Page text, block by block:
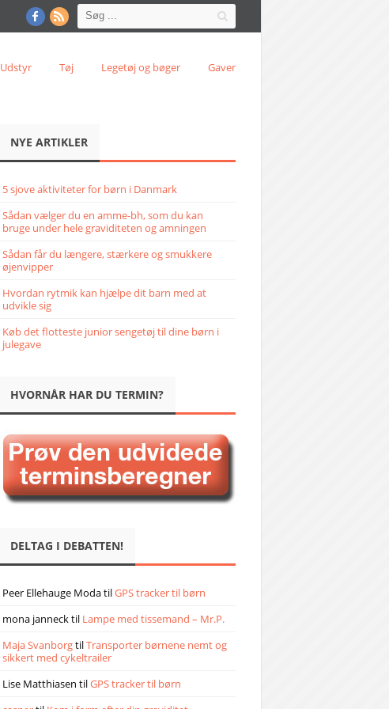
Udstyr Tøj Legetøj og bøger Gaver
NYE ARTIKLER
5 sjove aktiviteter for børn i Danmark
Sådan vælger du en amme-bh, som du kan
bruge under hele graviditeten og amningen
Sådan får du længere, stærkere og smukkere
øjenvipper
Hvordan rytmik kan hjælpe dit barn med at
udvikle sig
Køb det flotteste junior sengetøj til dine børn i
julegave
HVORNÅR HAR DU TERMIN?
DELTAG I DEBATTEN!
Peer Ellehauge ModatilGPS tracker til børn
mona jannecktil Lampe med tissemand – Mr.P.
Maja SvanborgtilTransporter børnene nemt og
sikkert med cykeltrailer
Lise Matthiasen tilGPS tracker til børn